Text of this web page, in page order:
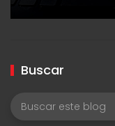
Buscar